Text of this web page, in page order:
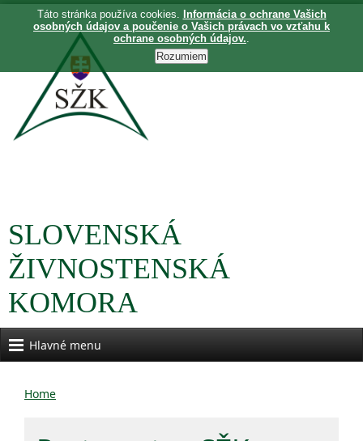
SLOVENSKÁ
ŽIVNOSTENSKÁ
KOMORA
Hlavné menu
Home
Táto stránka používa cookies.
Informácia o ochrane Vašich
osobných údajov a poučenie o Vašich právach vo vzťahu k
ochrane osobných údajov..